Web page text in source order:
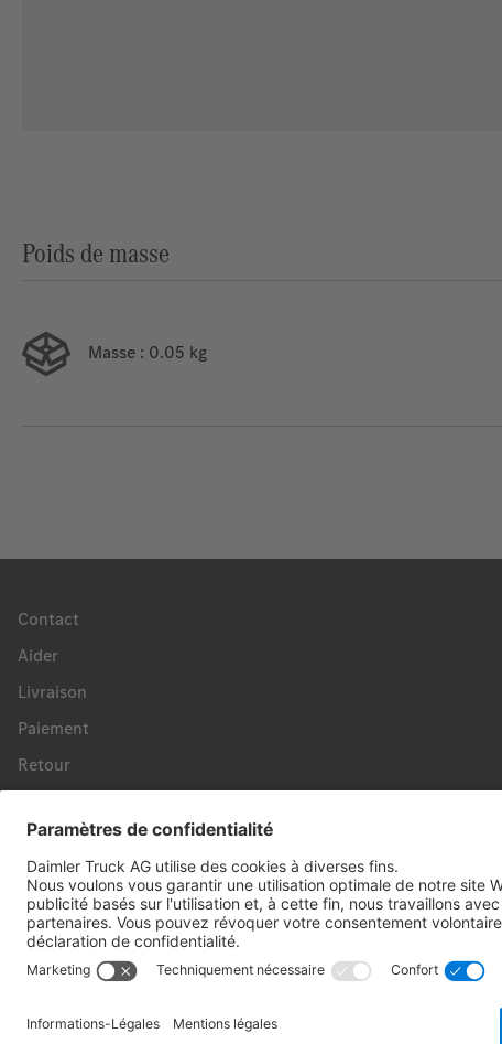
Poids de masse
Masse : 0.05 kg
Contact
Aider
Livraison
Paiement
Retour
Révoquer un contrat
Payez en toute sécurité avec :